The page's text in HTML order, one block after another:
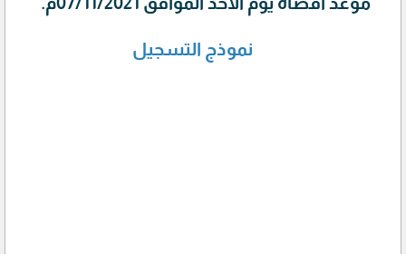
نموذج التسجيل